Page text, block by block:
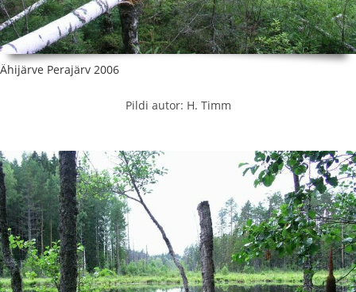
Ähijärve Perajärv 2006
Pildi autor: H. Timm